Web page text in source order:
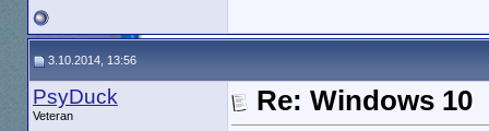
3.10.2014, 13:56
PsyDuck
Veteran
Re: Windows 10